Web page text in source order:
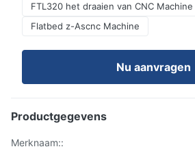
FTL320 het draaien van CNC Machine
Flatbed z-Ascnc Machine
Nu aanvragen
Productgegevens
Merknaam::